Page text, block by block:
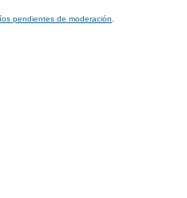
pendientes de moderación